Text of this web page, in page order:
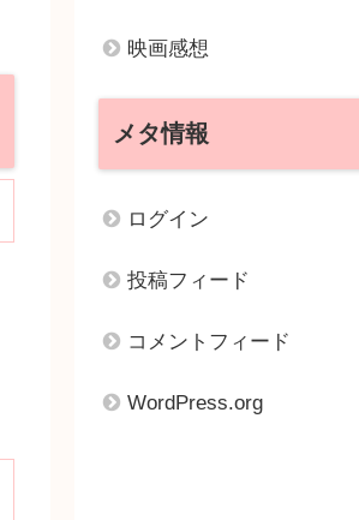
映画感想
メタ情報
ログイン
投稿フィード
コメントフィード
WordPress.org